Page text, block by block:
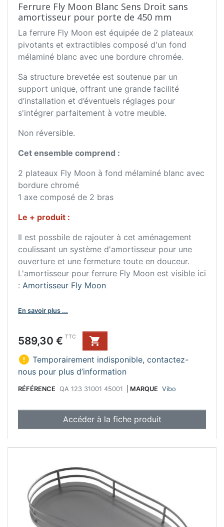
Ferrure Fly Moon Blanc Sens Droit sans
amortisseur pour porte de 450 mm
La ferrure Fly Moon est équipée de 2 plateaux
pivotants et extractibles composé d'un fond
mélaminé blanc avec une bordure chromée.
Sa structure brevetée est soutenue par un
support unique, offrant une grande facilité
d’installation et d’éventuels réglages pour
s'intégrer parfaitement à votre meuble.
Non réversible.
Cet ensemble comprend :
2 plateaux Fly Moon à fond mélaminé blanc avec
bordure chromé
1 axe composé de 2 bras
Le + produit :
Il est possbile de rajouter à cet aménagement
coulissant un système d'amortisseur pour une
ouverture et une fermeture toute en douceur.
L'amortisseur pour ferrure Fly Moon est visible ici
: Amortisseur Fly Moon
En savoir plus ...
Prix
589,30 € TTC

 Temporairement indisponible, contactez-
nous pour plus d’information
RÉFÉRENCE QA 123 31001 45001 MARQUE Vibo
Accéder à la fiche produit